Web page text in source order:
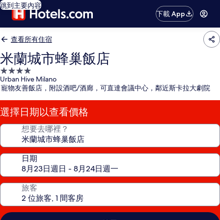
跳到主要內容
下載 App
查看所有住宿
米蘭城市蜂巢飯店
4.0
星
級
住
宿
Urban Hive Milano
寵物友善飯店，附設酒吧/酒廊，可直達會議中心，鄰近斯卡拉大劇院
選擇日期以查看價格
想要去哪裡？
日期
旅客